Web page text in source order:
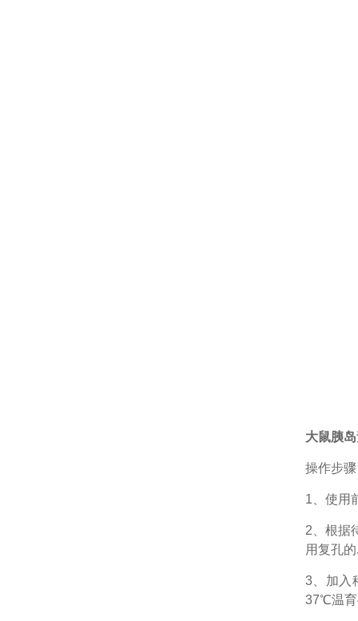
大鼠胰
操作步
1、 使用
2、根据
用复孔
3、加入
37℃温育